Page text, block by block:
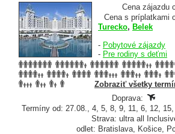
Cena zájazdu
Cena s príplatkami
Turecko, Belek
- Pobytové zájazdy
- Pre rodiny s deťmi
Zobraziť všetky
Doprava:
Termíny od: 27.08., 4, 5, 8, 9, 11, 6, 12,
Strava: ultra all
odlet: Bratislava, Košice,